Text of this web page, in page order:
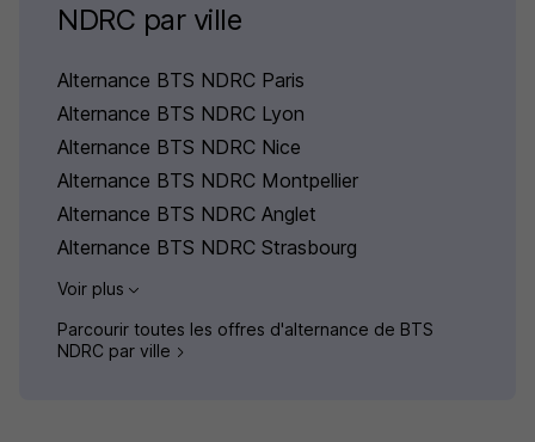
NDRC par ville
Alternance BTS NDRC Paris
Alternance BTS NDRC Lyon
Alternance BTS NDRC Nice
Alternance BTS NDRC Montpellier
Alternance BTS NDRC Anglet
Alternance BTS NDRC Strasbourg
Voir plus
Parcourir toutes les offres d'alternance de BTS
NDRC par ville